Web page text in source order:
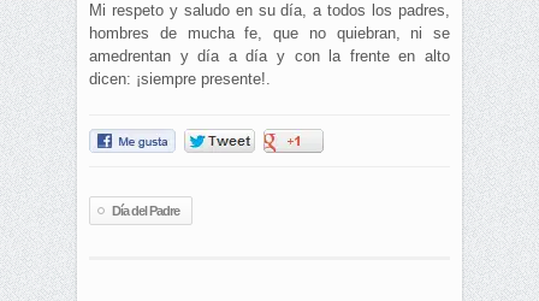
Mi respeto y saludo en su día, a todos los padres,
hombres de mucha fe, que no quiebran, ni se
amedrentan y día a día y con la frente en alto
dicen: ¡siempre presente!.
Día del Padre